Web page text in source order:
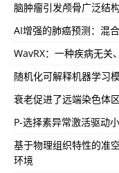
脑肿瘤引发颅骨广泛结
AI增强的肺癌预测：混
WavRX：一种疾病无关
随机化可解释机器学习
衰老促进了远端染色体
P-选择素异常激活驱动
基于物理组织特性的准
环境